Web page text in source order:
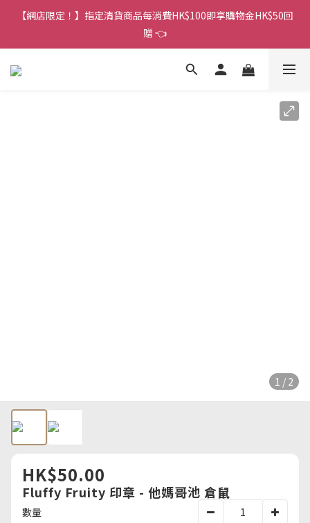
香港訂單金額滿HK$150包平郵｜滿HK$299包易寄取｜滿HK$499
包順豐／京東
【網店限定！】指定清貨商品每消費HK$100即享購物金HK$50回
贈 👈
香港訂單金額滿HK$150包平郵｜滿HK$299包易寄取｜滿HK$499
1 / 2
HK$50.00
Fluffy Fruity 印章 - 他媽哥池 倉鼠
數量